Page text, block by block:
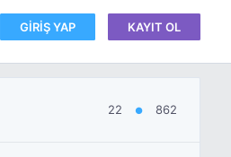
GIRIŞ YAP KAYIT OL
22 ● 862